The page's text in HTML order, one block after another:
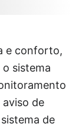
e conforto,
sistema
de
de